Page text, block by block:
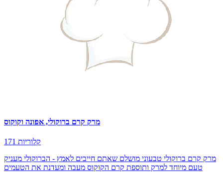
מרק קרם ברוקולי, אפונה וקוקוס
171 קלוריות
מרק קרם ברוקולי טבעוני מושלם שאתם חייבים לאמץ - הברוקולי מעניק
טעם מיוחד למרק ותוספת קרם הקוקוס מעבה ומעדנת את הטעמים